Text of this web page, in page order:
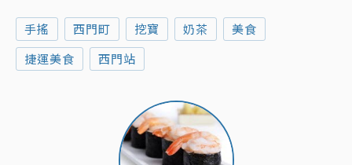
手搖 西門町 挖寶 奶茶
美食
捷運美食
西門站